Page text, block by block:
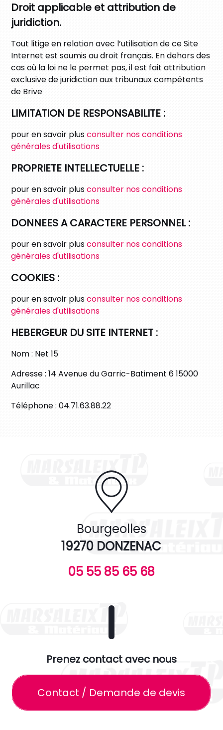
Droit applicable et attribution de
juridiction.
Tout litige en relation avec l’utilisation de ce Site
Internet est soumis au droit français. En dehors des
cas où la loi ne le permet pas, il est fait attribution
exclusive de juridiction aux tribunaux compétents
de Brive
LIMITATION DE RESPONSABILITE :
pour en savoir plusconsulter nos conditions
générales d'utilisations
PROPRIETE INTELLECTUELLE :
pour en savoir plusconsulter nos conditions
générales d'utilisations
DONNEES A CARACTERE PERSONNEL :
pour en savoir plusconsulter nos conditions
générales d'utilisations
COOKIES :
pour en savoir plusconsulter nos conditions
générales d'utilisations
HEBERGEUR DU SITE INTERNET :
Nom : Net 15
Adresse :14 Avenue du Garric-Batiment 6 15000
Aurillac
Téléphone :04.71.63.88.22
Bourgeolles
19270 DONZENAC
05 55 85 65 68
Prenez contact avec nous
Contact / Demande de devis